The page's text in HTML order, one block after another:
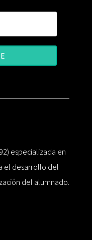
especializada en
el desarrollo del
del alumnado.